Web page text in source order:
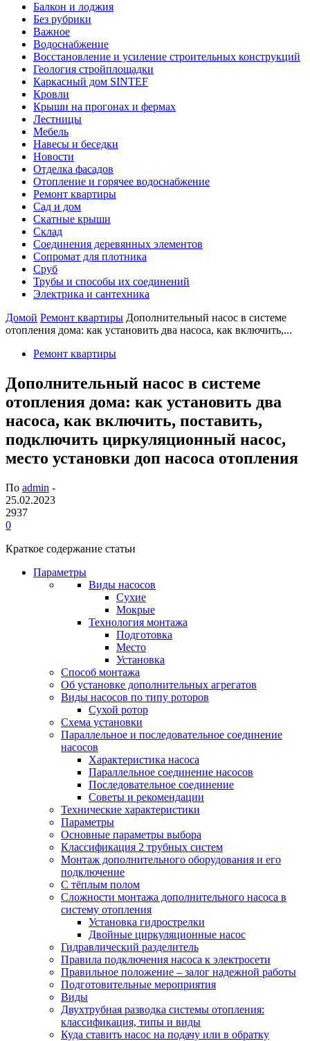
Балкон и лоджия
Без рубрики
Важное
Водоснабжение
Восстановление и усиление строительных конструкций
Геология стройплощадки
Каркасный дом SINTEF
Кровли
Крыши на прогонах и фермах
Лестницы
Мебель
Навесы и беседки
Новости
Отделка фасадов
Отопление и горячее водоснабжение
Ремонт квартиры
Сад и дом
Скатные крыши
Склад
Соединения деревянных элементов
Сопромат для плотника
Сруб
Трубы и способы их соединений
Электрика и сантехника
Домой Ремонт квартиры Дополнительный насос в системе
отопления дома: как установить два насоса, как включить,...
Ремонт квартиры
Дополнительный насос в системе
отопления дома: как установить два
насоса, как включить, поставить,
подключить циркуляционный насос,
место установки доп насоса отопления
По admin -
25.02.2023
2937
0
Краткое содержание статьи
Параметры
Виды насосов
Сухие
Мокрые
Технология монтажа
Подготовка
Место
Установка
Способ монтажа
Об установке дополнительных агрегатов
Виды насосов по типу роторов
Сухой ротор
Схема установки
Параллельное и последовательное соединение
насосов
Характеристика насоса
Параллельное соединение насосов
Последовательное соединение
Советы и рекомендации
Технические характеристики
Параметры
Основные параметры выбора
Классификация 2 трубных систем
Монтаж дополнительного оборудования и его
подключение
С тёплым полом
Сложности монтажа дополнительного насоса в
систему отопления
Установка гидрострелки
Двойные циркуляционные насос
Гидравлический разделитель
Правила подключения насоса к электросети
Правильное положение – залог надежной работы
Подготовительные мероприятия
Виды
Двухтрубная разводка системы отопления:
классификация, типы и виды
Куда ставить насос на подачу или в обратку